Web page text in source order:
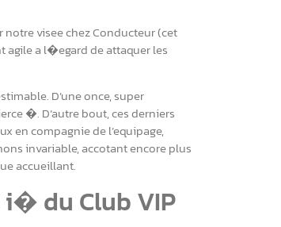
visee chez Conducteur (cet
agile a l�egard de attaquer les
D’une once, super
�. D’autre bout, ces derniers
en compagnie de l’equipage,
invariable, accotant encore plus
accueillant.
du Club VIP